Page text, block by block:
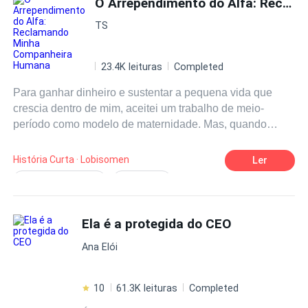
Enredo Acelerado Intenso Gravidez
TS
23.4K leituras Completed
Para ganhar dinheiro e sustentar a pequena vida que
crescia dentro de mim, aceitei um trabalho de meio-
período como modelo de maternidade. Mas, quando
vidro, sendo exibida como um produto. E, na multidão
abaixo, meu ex-companheiro, Damon, me observava com
seu filho, Damon! Os olhos de Damon ficaram vermelhos,
sinal de que a fúria de lobisomem estava prestes a se
manifestar. Ele ergueu um teste de paternidade na minha
não era dele. — Não, isso não pode ser verdade. —
História Curta · Lobisomen
Parcial / Egoísta Reconquistar a Esposa
Vingança
Ler
Ela é a protegida do CEO
Ana Elói
10 61.3K leituras Completed